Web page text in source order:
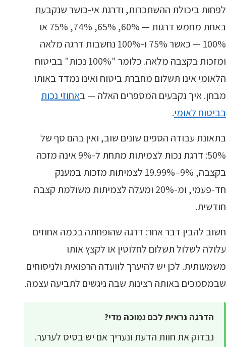
לפחות ביכולת ההשתכרות, ודרגת אי-כושר שנקבעת
באחת מחמש דרגות — 60%, 65%, 74%, 75% או
100% — כאשר 75% ו-100% נחשבות דרגה מלאה
ומזכות בקצבה מלאה. כלומר "100% נכות" בביטוח
הלאומי אינו תשלום מחברת ביטוח ואינו נמדד באותו
מבחן. איך נקבעים המספרים האלה — באחוזי נכות
בביטוח לאומי.
בתאונת עבודה הספים שונים שוב, ואין בהם סף של
50%: דרגת נכות לצמיתות מתחת ל-9% אינה מזכה
בקצבה, 9%–19.99% לצמיתות מזכות במענק
חד-פעמי, ומ-20% ומעלה לצמיתות משולמת קצבה
חודשית.
חשוב להבין דבר אחר: דרגה שהופחתה בכמה אחוזים
עלולה לשלול תשלום לחלוטין או לקצץ אותו
משמעותית. לכן יש להיערך לוועדה הרפואית ולניסוחים
שבמסמכים באותה רצינות שבה ניגשים לתביעה עצמה.
הדרגה נראית לכם נמוכה מדי?
נבדוק את חוות הדעת ונעריך אם יש בסיס לערער.